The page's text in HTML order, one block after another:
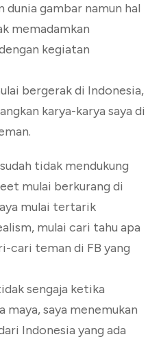
dunia gambar namun hal
memadamkan
kegiatan
bergerak di Indonesia,
karya-karya saya di
tidak mendukung
mulai berkurang di
mulai tertarik
mulai cari tahu apa
cari teman di FB yang
sengaja ketika
maya, saya menemukan
Indonesia yang ada